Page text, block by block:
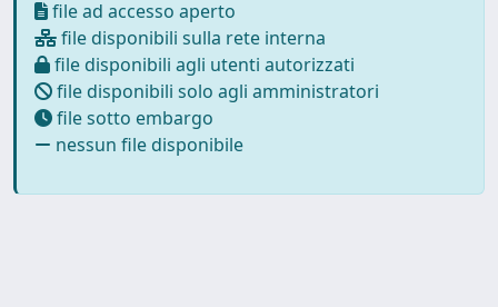
file ad accesso aperto
file disponibili sulla rete interna
file disponibili agli utenti autorizzati
file disponibili solo agli amministratori
file sotto embargo
nessun file disponibile